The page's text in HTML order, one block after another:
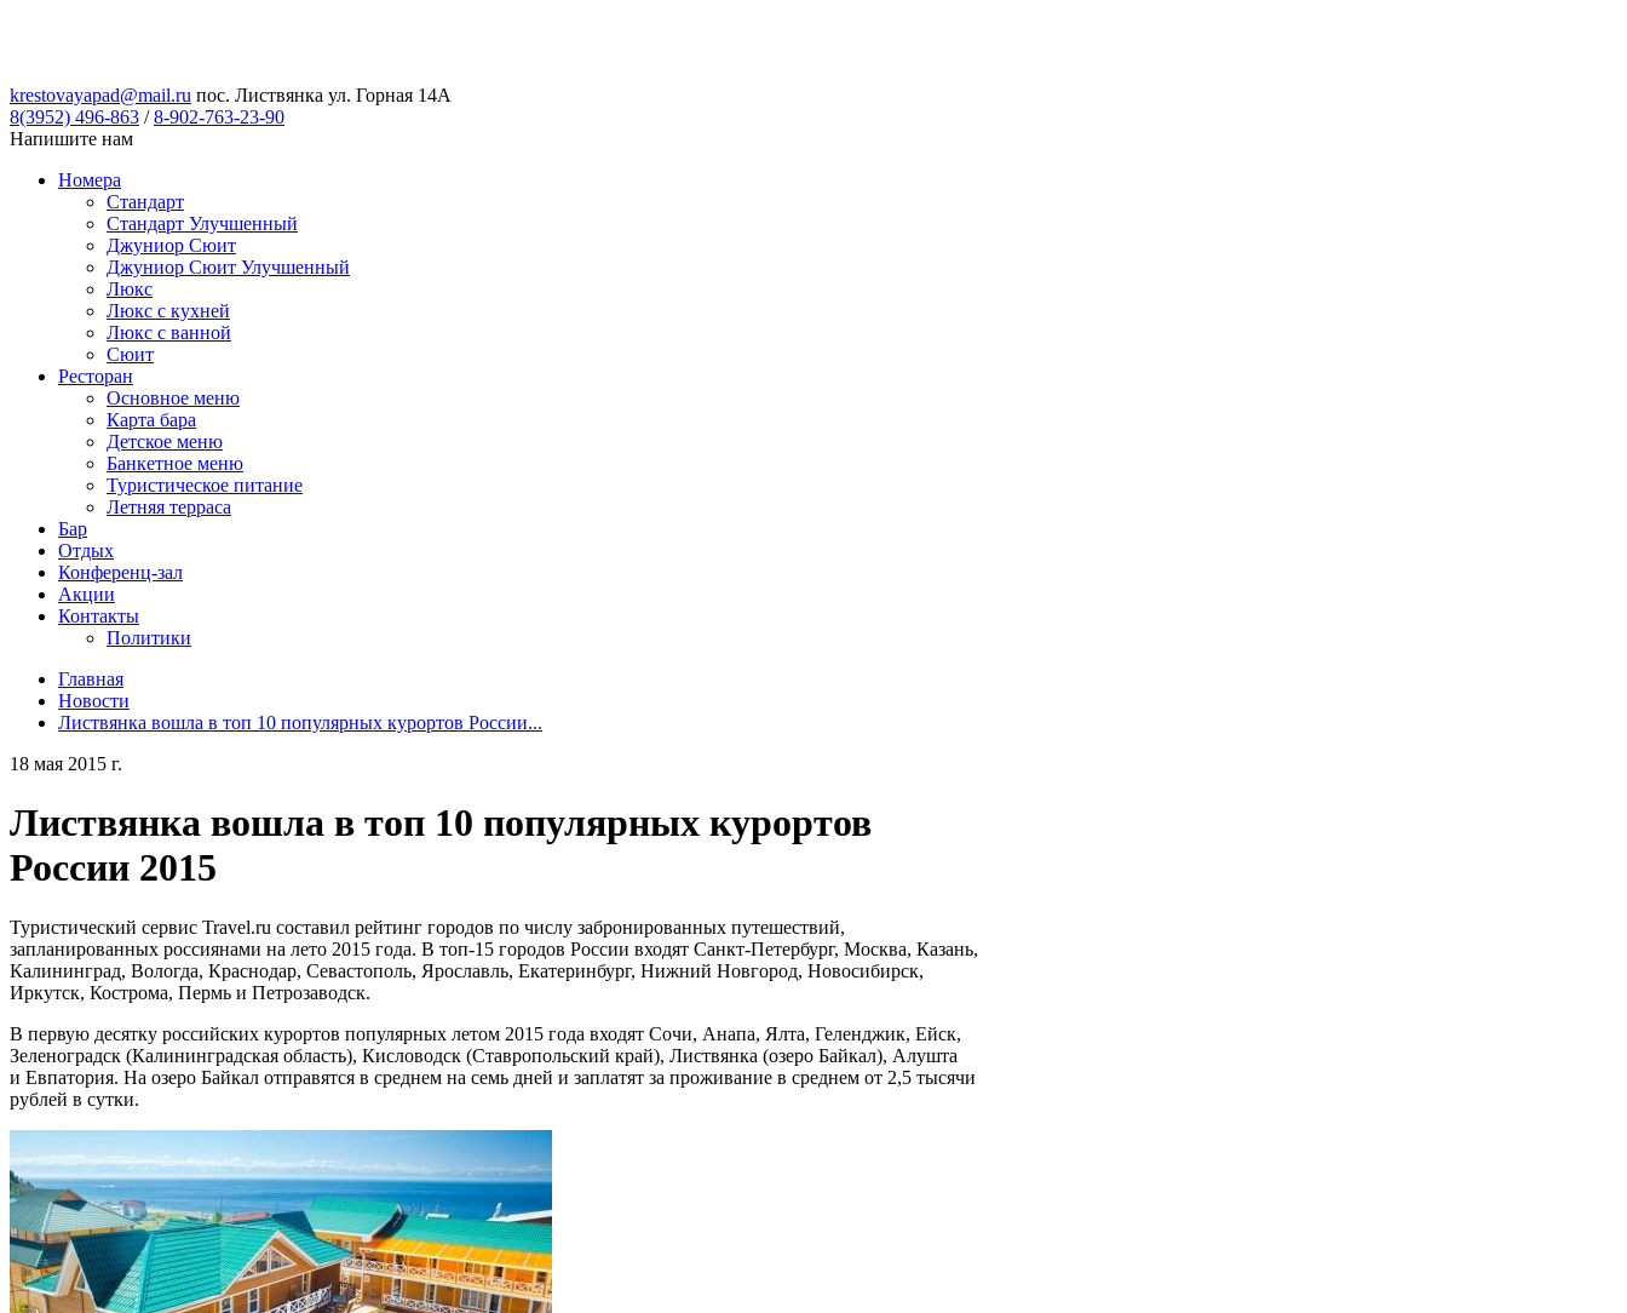
krestovayapad@mail.ru пос. Листвянка ул. Горная 14А
8(3952) 496-863 / 8-902-763-23-90
Напишите нам
Номера
Стандарт
Стандарт Улучшенный
Джуниор Сюит
Джуниор Сюит Улучшенный
Люкс
Люкс с кухней
Люкс с ванной
Сюит
Ресторан
Основное меню
Карта бара
Детское меню
Банкетное меню
Туристическое питание
Летняя терраса
Бар
Отдых
Конференц-зал
Акции
Контакты
Политики
Главная
Новости
Листвянка вошла в топ 10 популярных курортов России...
18 мая 2015 г.
Листвянка вошла в топ 10 популярных курортов
России 2015
Туристический сервис Travel.ru составил рейтинг городов по числу забронированных путешествий,
запланированных россиянами на лето 2015 года. В топ-15 городов России входят Санкт-Петербург, Москва, Казань,
Калининград, Вологда, Краснодар, Севастополь, Ярославль, Екатеринбург, Нижний Новгород, Новосибирск,
Иркутск, Кострома, Пермь и Петрозаводск.
В первую десятку российских курортов популярных летом 2015 года входят Сочи, Анапа, Ялта, Геленджик, Ейск,
Зеленоградск (Калининградская область), Кисловодск (Ставропольский край), Листвянка (озеро Байкал), Алушта
и Евпатория. На озеро Байкал отправятся в среднем на семь дней и заплатят за проживание в среднем от 2,5 тысячи
рублей в сутки.